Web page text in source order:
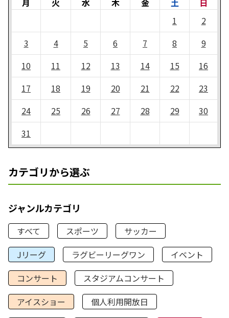
1
2
3
4 5 6 7 8
9
10
11 12 13 14 15
16
17
18 19 20 21 22
23
24
25 26 27 28 29
30
31
カテゴリから選ぶ
ジャンルカテゴリ
すべて スポーツ
サッカー
Jリーグ
ラグビーリーグワン
イベント
コンサート
スタジアムコンサート
アイスショー
個人利用開放日